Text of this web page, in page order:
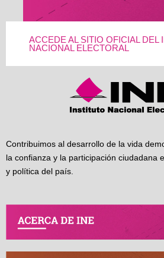
ACCEDE AL SITIO OFICIAL DEL
NACIONAL ELECTORAL
Contribuimos al desarrollo de la vida
la confianza y la participación ciudadana
y política del país.